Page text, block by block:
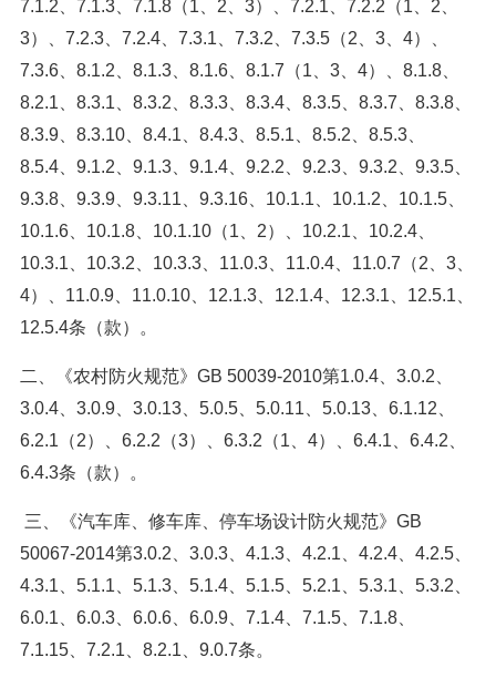
7.1.2、7.1.3、7.1.8（1、2、3）、7.2.1、7.2.2（1、2、
3）、7.2.3、7.2.4、7.3.1、7.3.2、7.3.5（2、3、4）、
7.3.6、8.1.2、8.1.3、8.1.6、8.1.7（1、3、4）、8.1.8、
8.2.1、8.3.1、8.3.2、8.3.3、8.3.4、8.3.5、8.3.7、8.3.8、
8.3.9、8.3.10、8.4.1、8.4.3、8.5.1、8.5.2、8.5.3、
8.5.4、9.1.2、9.1.3、9.1.4、9.2.2、9.2.3、9.3.2、9.3.5、
9.3.8、9.3.9、9.3.11、9.3.16、10.1.1、10.1.2、10.1.5、
10.1.6、10.1.8、10.1.10（1、2）、10.2.1、10.2.4、
10.3.1、10.3.2、10.3.3、11.0.3、11.0.4、11.0.7（2、3、
4）、11.0.9、11.0.10、12.1.3、12.1.4、12.3.1、12.5.1、
12.5.4条（款）。
二、《农村防火规范》GB 50039-2010第1.0.4、3.0.2、
3.0.4、3.0.9、3.0.13、5.0.5、5.0.11、5.0.13、6.1.12、
6.2.1（2）、6.2.2（3）、6.3.2（1、4）、6.4.1、6.4.2、
6.4.3条（款）。
三、《汽车库、修车库、停车场设计防火规范》GB
50067-2014第3.0.2、3.0.3、4.1.3、4.2.1、4.2.4、4.2.5、
4.3.1、5.1.1、5.1.3、5.1.4、5.1.5、5.2.1、5.3.1、5.3.2、
6.0.1、6.0.3、6.0.6、6.0.9、7.1.4、7.1.5、7.1.8、
7.1.15、7.2.1、8.2.1、9.0.7条。